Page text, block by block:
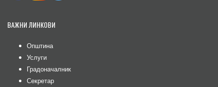
ВАЖНИ ЛИНКОВИ
Општина
Услуги
Градоначалник
Секретар